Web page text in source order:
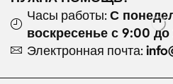
Часы работы: С
воскресенье с 9:00
Электронная почта: